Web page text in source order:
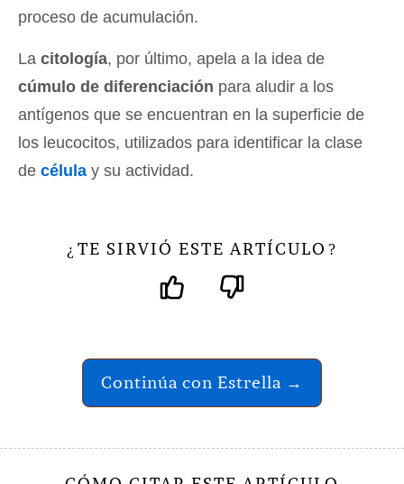
proceso de acumulación.
La citología, por último, apela a la idea de
cúmulo de diferenciación para aludir a los
antígenos que se encuentran en la superficie de
los leucocitos, utilizados para identificar la clase
de célula y su actividad.
¿ TE SIRVIÓ ESTE ARTÍCULO ?
Continúa con Estrella →